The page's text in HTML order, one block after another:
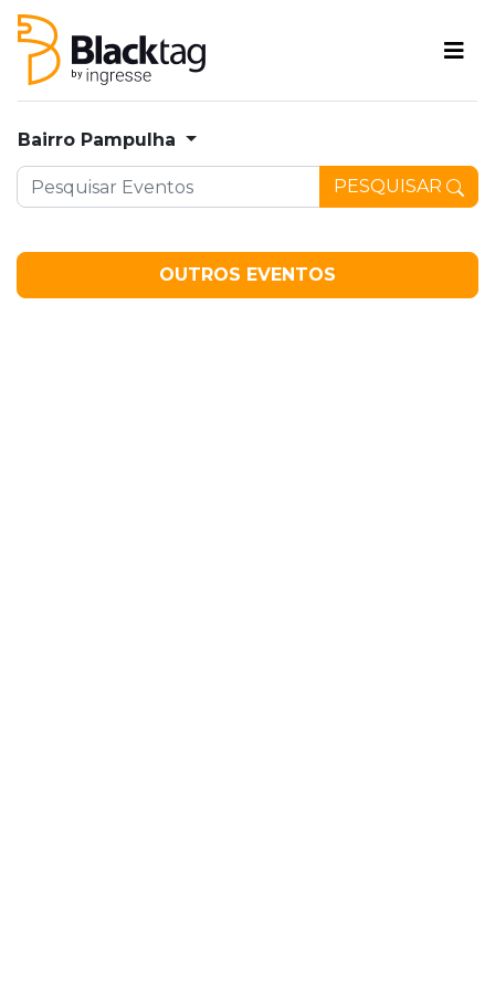
Bairro Pampulha
PESQUISAR
OUTROS EVENTOS